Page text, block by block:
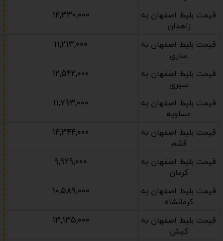
قیمت بلیط اصفهان به
زاهدان
۱۴,۳۳۰,۰۰۰
قیمت بلیط اصفهان به
ساری
۱۱,۲۱۳,۰۰۰
قیمت بلیط اصفهان به
سیری
۱۲,۵۴۲,۰۰۰
قیمت بلیط اصفهان به
عسلویه
۱۱,۷۹۳,۰۰۰
قیمت بلیط اصفهان به
قشم
۱۴,۳۴۴,۰۰۰
قیمت بلیط اصفهان به
کرمان
۹,۹۲۹,۰۰۰
قیمت بلیط اصفهان به
کرمانشاه
۱۰,۵۸۹,۰۰۰
قیمت بلیط اصفهان به
کیش
۱۳,۱۳۵,۰۰۰